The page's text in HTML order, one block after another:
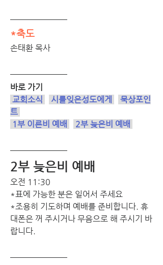
*축도
손태환 목사
바로 가기
교회소식
시를잊은성도에게
묵상포인
트
1부 이른비 예배
2부 늦은비 예배
2부 늦은비 예배
오전 11:30
*표에 가능한 분은 일어서 주세요
*조용히 기도하며 예배를 준비합니다. 휴
대폰은 꺼 주시거나 무음으로 해 주시기 바
랍니다.